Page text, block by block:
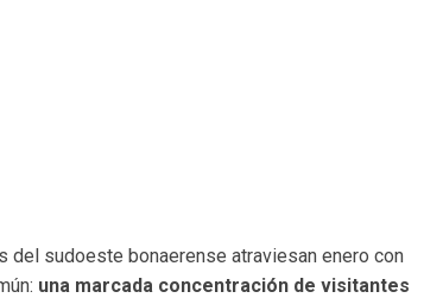
sudoeste bonaerense atraviesan enero con
una marcada concentración de visitantes